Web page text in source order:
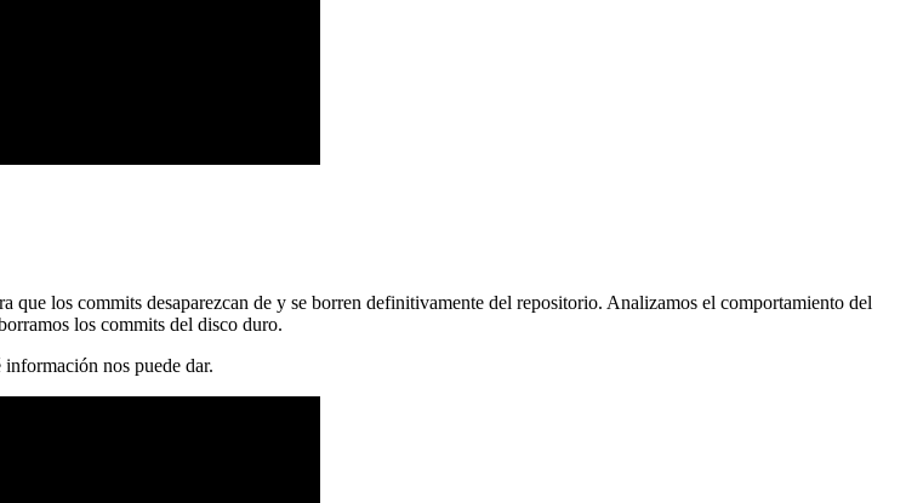
que los commits desaparezcan de y se borren definitivamente del repositorio. Analizamos el comportamiento del
los commits del disco duro.
nos puede dar.